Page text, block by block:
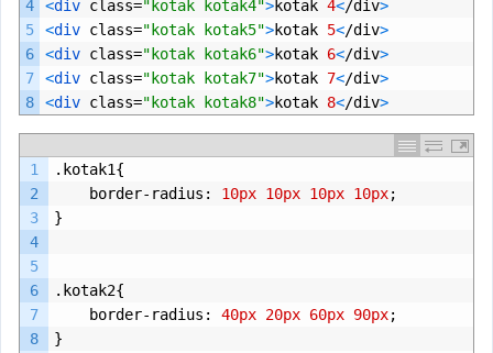
4
5
6
7
8
<div class="kotak kotak4">kotak 4</div>
<div class="kotak kotak5">kotak 5</div>
<div class="kotak kotak6">kotak 6</div>
<div class="kotak kotak7">kotak 7</div>
<div class="kotak kotak8">kotak 8</div>
1
2
3
4
5
6
7
8
. kotak1{
border- radius : 10px 10px 10px 10px;
}
. kotak2{
border- radius : 40px 20px 60px 90px;
}